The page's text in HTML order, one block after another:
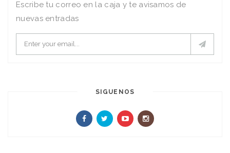
Escribe tu correo en la caja y te avisamos de
nuevas entradas
SIGUENOS